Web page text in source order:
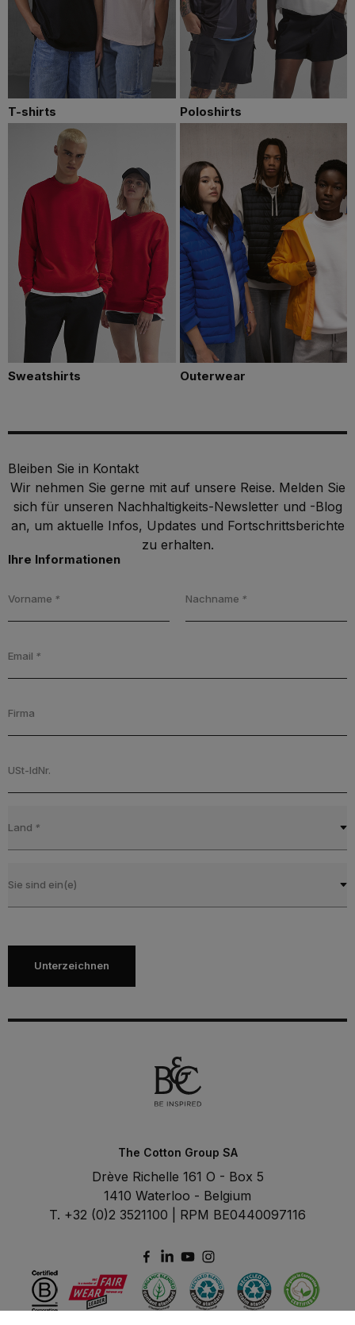
T-shirts Poloshirts
Sweatshirts Outerwear
Bleiben Sie in Kontakt
Wir nehmen Sie gerne mit auf unsere Reise. Melden Sie
sich für unseren Nachhaltigkeits-Newsletter und -Blog
an, um aktuelle Infos, Updates und Fortschrittsberichte
zu erhalten.
Ihre Informationen
Vorname * Nachname *
Email *
Firma
USt-IdNr.
Land *
Sie sind ein(e)
Unterzeichnen
The Cotton Group SA
Drève Richelle 161 O - Box 5
1410 Waterloo - Belgium
T. +32 (0)2 3521100 | RPM BE0440097116